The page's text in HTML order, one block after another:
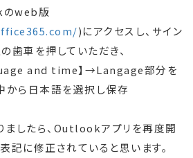
のweb版
)にアクセスし、サイン
歯車を押していただき、
and time】→Langage部分を
から日本語を選択し保存
したら、Outlookアプリを再度開
記に修正されていると思います。